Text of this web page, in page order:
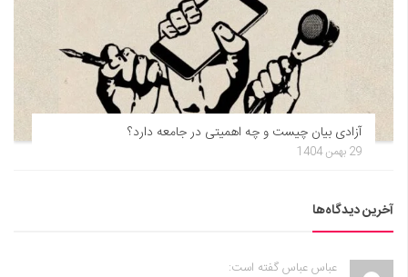
آزادی بیان چیست و چه اهمیتی در جامعه دارد؟
29 بهمن 1404
آخرین دیدگاه‌ها
عباس عباس گفته است: